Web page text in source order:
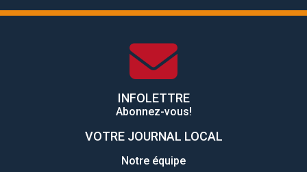
INFOLETTRE
Abonnez-vous!
VOTRE JOURNAL LOCAL
Notre équipe